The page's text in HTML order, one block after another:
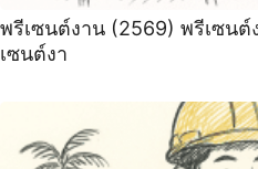
พรีเซนต์งาน (2569) พรีเซน
เซนต์งา